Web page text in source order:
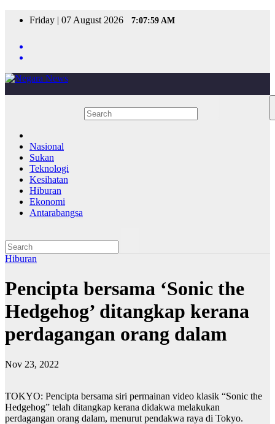
Friday | 07 August 2026 7:07:59 AM
Nasional
Sukan
Teknologi
Kesihatan
Hiburan
Ekonomi
Antarabangsa
Hiburan
Pencipta bersama ‘Sonic the
Hedgehog’ ditangkap kerana
perdagangan orang dalam
Nov 23, 2022
TOKYO: Pencipta bersama siri permainan video klasik “Sonic the
Hedgehog” telah ditangkap kerana didakwa melakukan
perdagangan orang dalam, menurut pendakwa raya di Tokyo.